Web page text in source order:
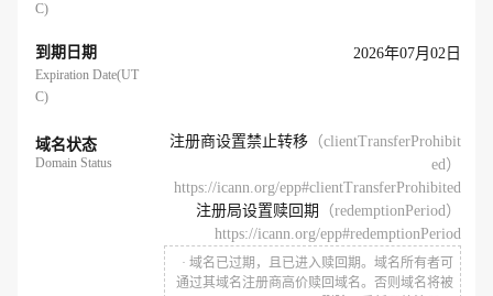
C)
到期日期
Expiration Date(UT
C)
2026年07月02日
域名状态
Domain Status
注册商设置禁止转移 （clientTransferProhibit
ed）
https://icann.org/epp#clientTransferProhibited
注册局设置赎回期
（redemptionPeriod）
https://icann.org/epp#redemptionPeriod
· 域名已过期，且已进入赎回期。域名所有者可
通过其域名注册商高价赎回域名。否则域名将被